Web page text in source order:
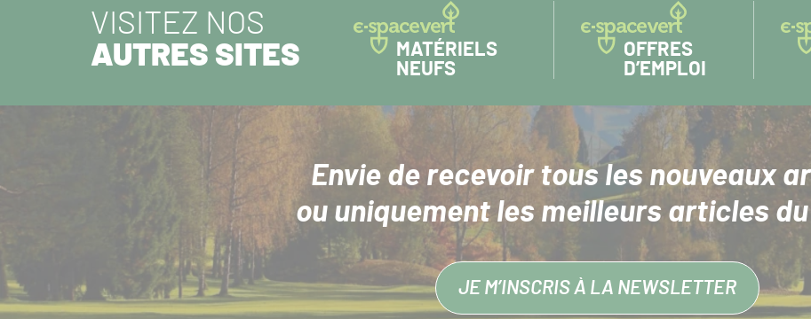
VISITEZ NOS
AUTRES SITES
MATÉRIELS
NEUFS
OFFRES
D’EMPLOI
Envie de recevoir tous les nouveaux
ou uniquement les meilleurs articles
JE M’INSCRIS À LA NEWSLETTER